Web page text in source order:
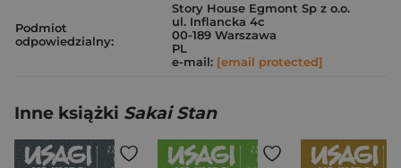
Podmiot
odpowiedzialny:
Story House Egmont Sp z o.o.
ul. Inflancka 4c
00-189 Warszawa
PL
e-mail: [email protected]
Inne książki Sakai Stan